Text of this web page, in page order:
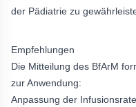
der Pädiatrie zu
Empfehlungen
Die Mitteilung des BfArM
zur Anwendung:
Anpassung der Infusionsrate